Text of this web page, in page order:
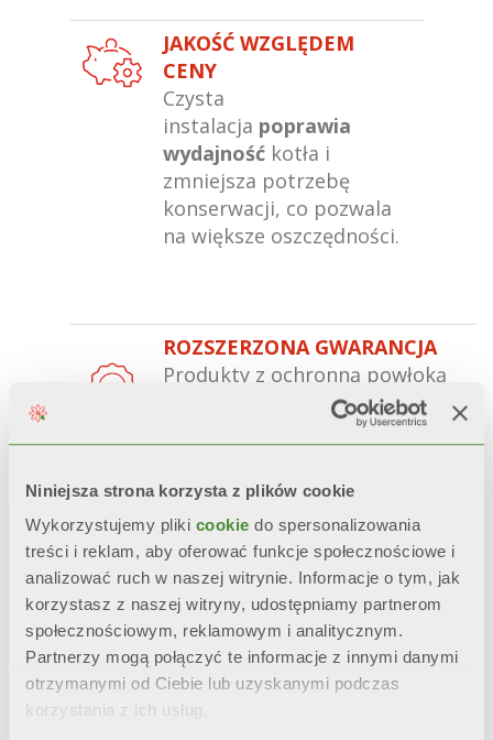
Niniejsza strona korzysta z plików cookie
Wykorzystujemy pliki cookie do spersonalizowania
treści i reklam, aby oferować funkcje społecznościowe i
analizować ruch w naszej witrynie. Informacje o tym, jak
korzystasz z naszej witryny, udostępniamy partnerom
społecznościowym, reklamowym i analitycznym.
Partnerzy mogą połączyć te informacje z innymi danymi
otrzymanymi od Ciebie lub uzyskanymi podczas
korzystania z ich usług.
JAKOŚĆ WZGLĘDEM
CENY
Czysta
instalacja poprawia
wydajność kotła i
zmniejsza potrzebę
konserwacji, co pozwala
na większe oszczędności.
ROZSZERZONA GWARANCJA
Produkty z ochronną powłoką
gwarancję do 20
NIEZMIENNY WYGLĄD
Estetyka, połysk i kolor
zostają zachowane w
czasiedzięki obróbce wstępnej
oraz podwójnemu malowaniu
anaforezą oraz malowaniem
proszkowym.
CERTYFIKOWANA ODPORNOŚĆ